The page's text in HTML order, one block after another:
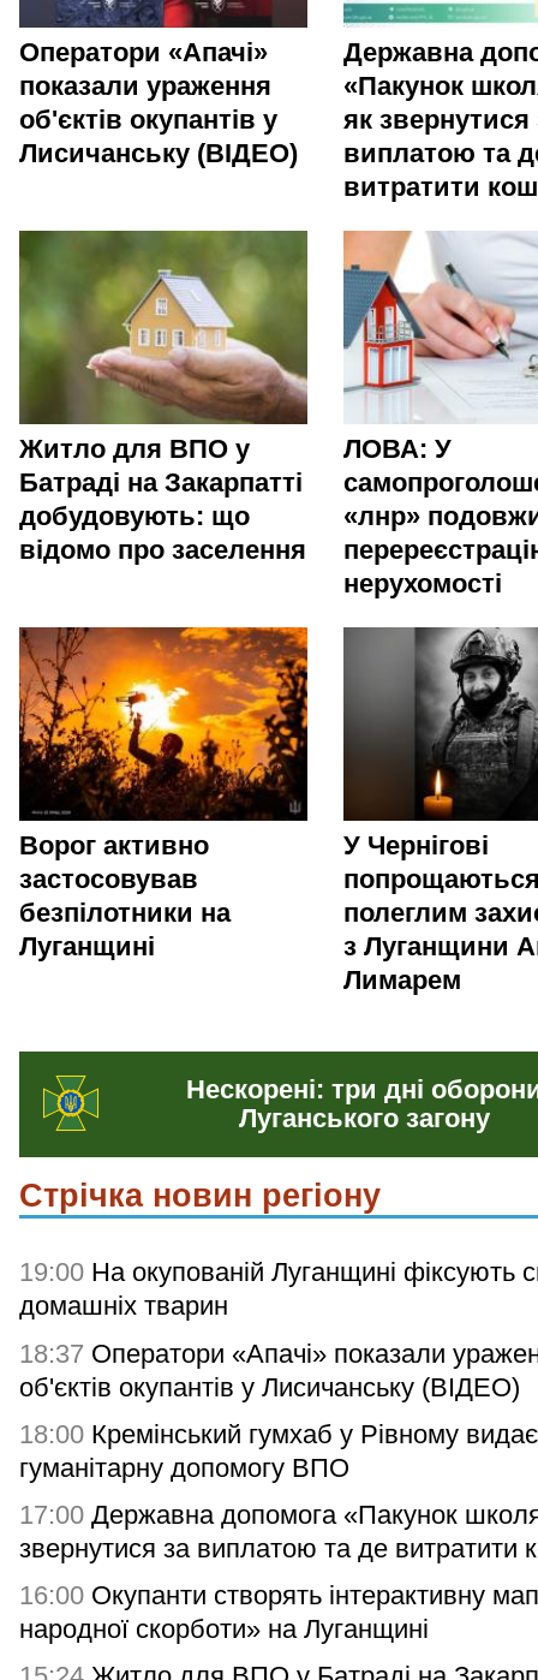
Оператори «Апачі»
показали ураження
об'єктів окупантів у
Лисичанську (ВІДЕО)
Державна
«Пакунок
як звернутися
виплатою та
витратити
Житло для ВПО у
Батраді на Закарпатті
добудовують: що
відомо про заселення
ЛОВА: У
«лнр»
нерухомості
Ворог активно
застосовував
безпілотники на
Луганщині
У Чернігові
полеглим
з Луганщини
Лимарем
Нескорені: три дні
Луганського загону
Стрічка новин регіону
19:00 На окупованій Луганщині фіксують
домашніх тварин
18:37 Оператори «Апачі» показали
об'єктів окупантів у Лисичанську (ВІДЕО)
18:00 Кремінський гумхаб у Рівному видає
гуманітарну допомогу ВПО
17:00 Державна допомога «Пакунок
звернутися за виплатою та де витратити
16:00 Окупанти створять інтерактивну
народної скорботи» на Луганщині